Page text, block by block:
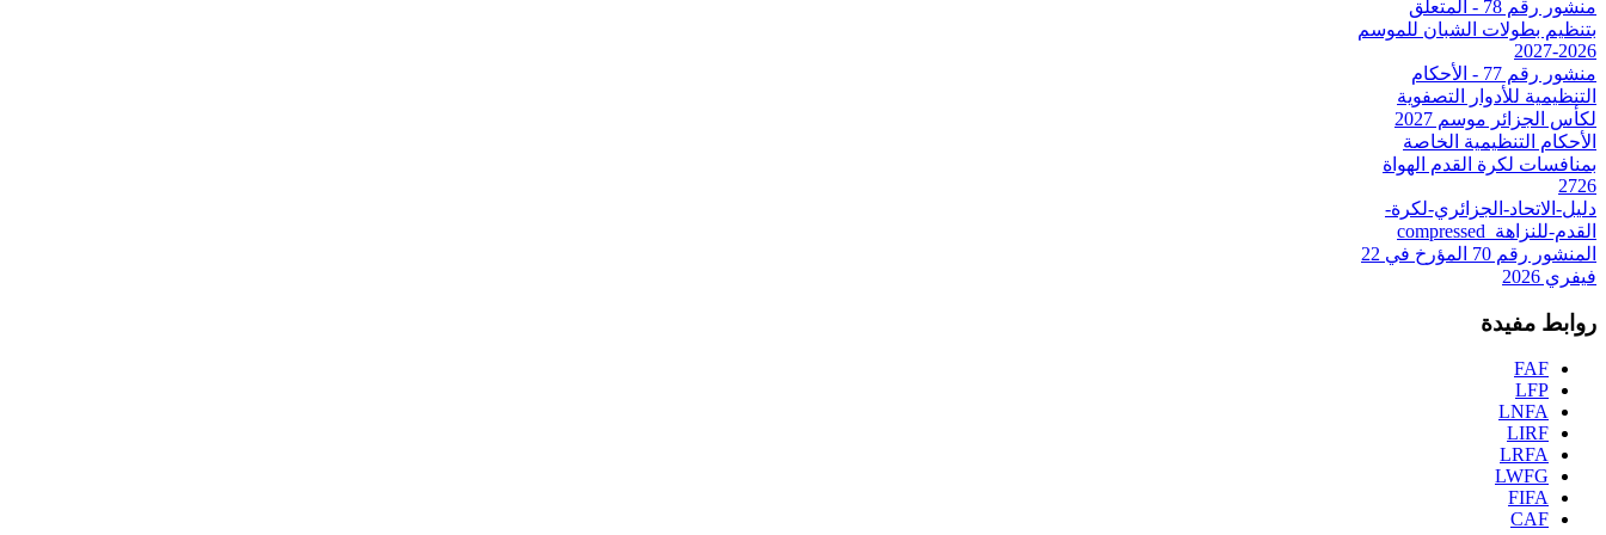
منشور رقم 78 - المتعلق
بتنظيم بطولات الشبان للموسم
2026-2027
منشور رقم 77 - الأحكام
التنظيمية للأدوار التصفوية
لكأس الجزائر موسم 2027
الأحكام التنظيمية الخاصة
بمنافسات لكرة القدم الهواة
2726
دليل-الاتحاد-الجزائري-لكرة-
القدم-للنزاهة_compressed
المنشور رقم 70 المؤرخ في 22
فيفري 2026
روابط مفيدة
FAF
LFP
LNFA
LIRF
LRFA
LWFG
FIFA
CAF